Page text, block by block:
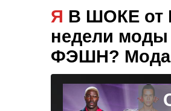
Я В ШОКЕ от Ralph Lauren! ОБЗОР
недели
ФЭШН? Мода